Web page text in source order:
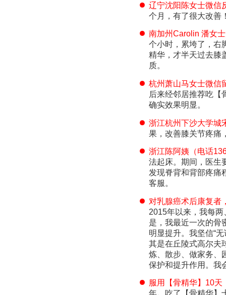
辽宁沈阳陈女士微信
个月，有了很大改善
南加州Carolin 潘女
个小时，累垮了，右
精华，才半天过去膝
质。
杭州萧山马女士微信
后来经邻居推荐吃【
确实效果明显。
浙江杭州下沙大学城
果，改善膝关节疼痛
浙江陈阿姨（电话
法起床。期间，医生
发现脊背和背部疼痛
客服。
对乳腺癌术后康复者
2015年以来，我每
是，我最近一次的骨
明显提升。我坚信“
其是在丘陵式高尔夫
炼、散步、做家务、
保护和提升作用。我
服用【骨精华】10天